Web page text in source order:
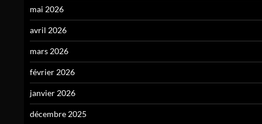
mai 2026
avril 2026
mars 2026
février 2026
janvier 2026
décembre 2025